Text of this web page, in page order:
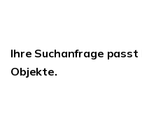
Ihre Suchanfrage
Objekte.